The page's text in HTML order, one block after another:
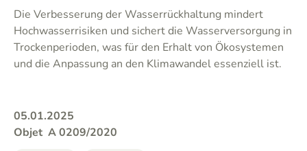
Die Verbesserung der Wasserrückhaltung mindert
Hochwasserrisiken und sichert die Wasserversorgung in
Trockenperioden, was für den Erhalt von Ökosystemen
und die Anpassung an den Klimawandel essenziell ist.
05.01.2025
Objet A 0209/2020